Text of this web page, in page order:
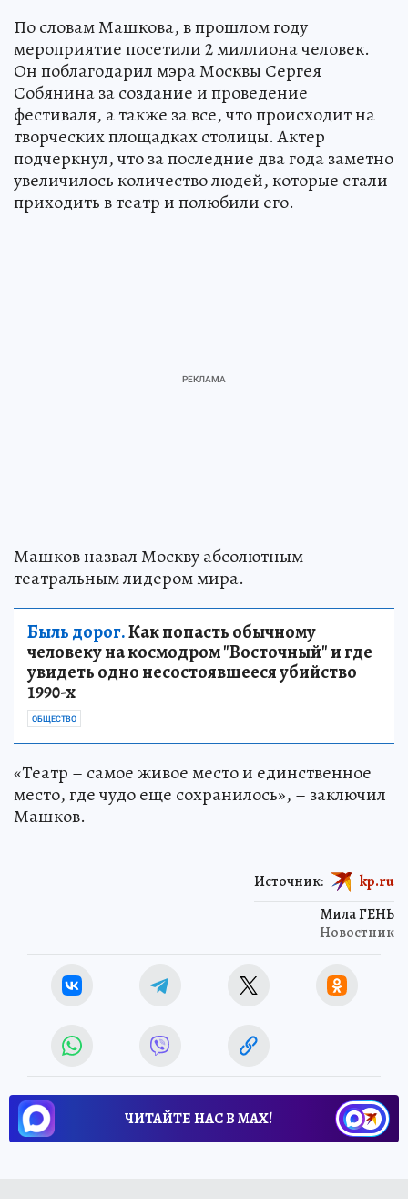
По словам Машкова, в прошлом году
мероприятие посетили 2 миллиона человек.
Он поблагодарил мэра Москвы Сергея
Собянина за создание и проведение
фестиваля, а также за все, что происходит на
творческих площадках столицы. Актер
подчеркнул, что за последние два года заметно
увеличилось количество людей, которые стали
приходить в театр и полюбили его.
Машков назвал Москву абсолютным
театральным лидером мира.
Быль дорог.Как попасть обычному
человеку на космодром "Восточный" и где
увидеть одно несостоявшееся убийство
1990-х
ОБЩЕСТВО
«Театр – самое живое место и единственное
место, где чудо еще сохранилось», – заключил
Машков.
Мила ГЕНЬ
Новостник
Источник: kp.ru
ЧИТАЙТЕ НАС В МАХ!